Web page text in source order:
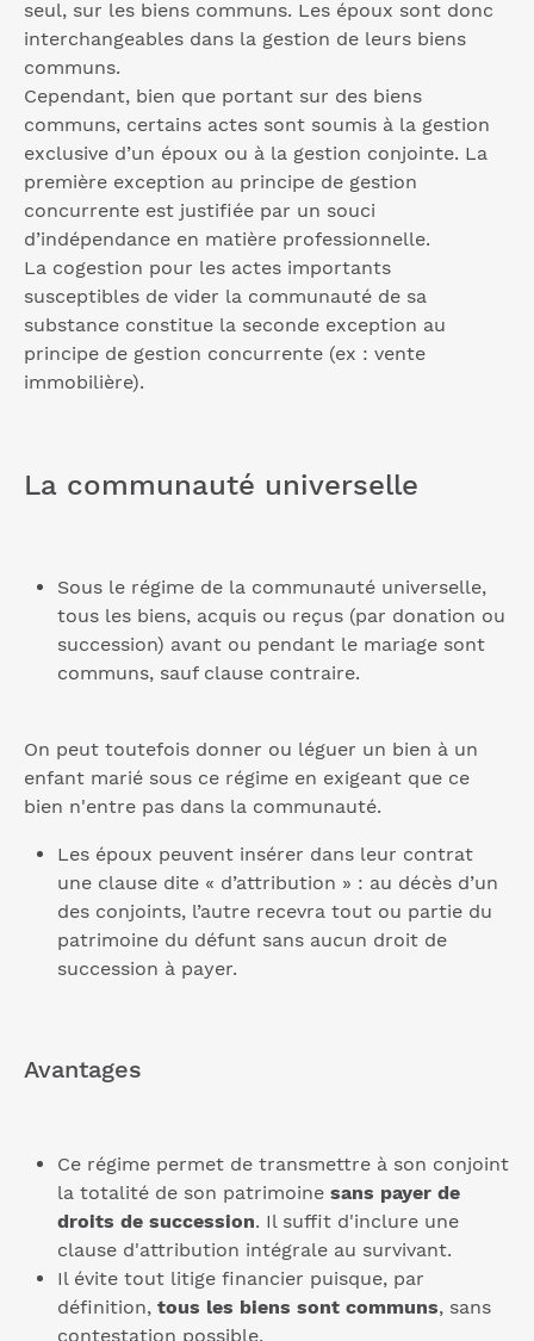
seul, sur les biens communs. Les époux sont donc
interchangeables dans la gestion de leurs biens
communs.
Cependant, bien que portant sur des biens
communs, certains actes sont soumis à la gestion
exclusive d’un époux ou à la gestion conjointe. La
première exception au principe de gestion
concurrente est justifiée par un souci
d’indépendance en matière professionnelle.
La cogestion pour les actes importants
susceptibles de vider la communauté de sa
substance constitue la seconde exception au
principe de gestion concurrente (ex : vente
immobilière).
La communauté universelle
Sous le régime de la communauté universelle,
tous les biens, acquis ou reçus (par donation ou
succession) avant ou pendant le mariage sont
communs, sauf clause contraire.
On peut toutefois donner ou léguer un bien à un
enfant marié sous ce régime en exigeant que ce
bien n'entre pas dans la communauté.
Les époux peuvent insérer dans leur contrat
une clause dite « d’attribution » : au décès d’un
des conjoints, l’autre recevra tout ou partie du
patrimoine du défunt sans aucun droit de
succession à payer.
Avantages
Ce régime permet de transmettre à son conjoint
la totalité de son patrimoine sans payer de
droits de succession. Il suffit d'inclure une
clause d'attribution intégrale au survivant.
Il évite tout litige financier puisque, par
définition, tous les biens sont communs, sans
contestation possible.